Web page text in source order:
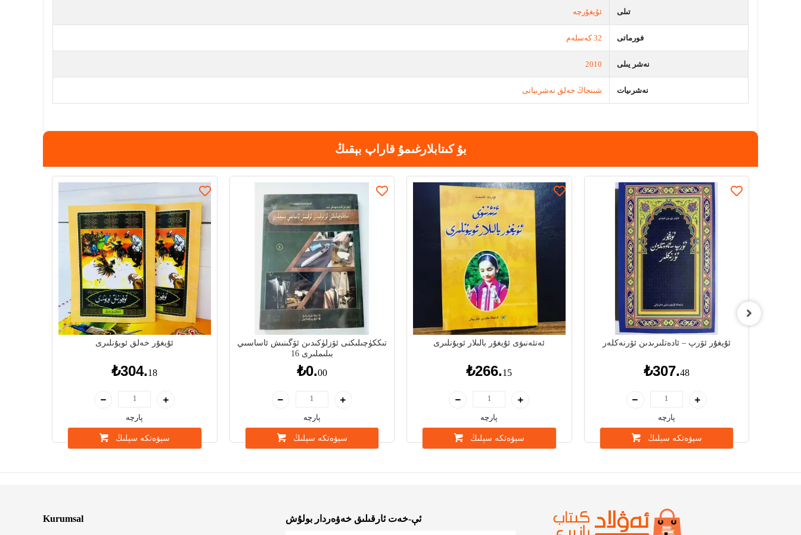
تىلى ئۇيغۇرچە
فورماتى 32 كەسلەم
نەشر يىلى 2010
نەشرىيات شىنجاڭ خەلق نەشرىياتى
بۇ كىتابلارغىمۇ قاراپ بېقىڭ
ئۇيغۇر خەلق ئويۇنلىرى
₺304.18
پارچە
سېۋەتكە سېلىڭ
تىككۈچىلىكنى ئۆزلۈكىدىن ئۆگىنىش ئاساسىي
بىلىملىرى 16
₺0.00
پارچە
سېۋەتكە سېلىڭ
ئەنئەنىۋى ئۇيغۇر بالىلار ئويۇنلىرى
₺266.15
پارچە
سېۋەتكە سېلىڭ
ئۇيغۇر ئۆرپ – ئادەتلىرىدىن ئۆرنەكلەر
₺307.48
پارچە
سېۋەتكە سېلىڭ
ئې-خەت ئارقىلىق خەۋەردار بولۇش Kurumsal